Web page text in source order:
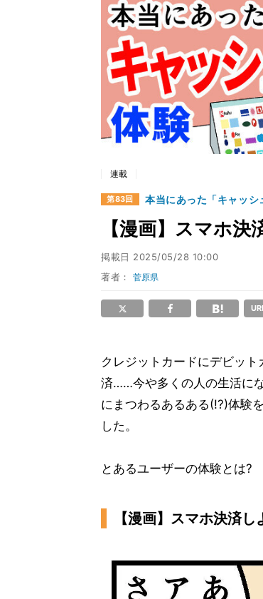
連載
第83回 本当にあった「キャッシ
【漫画】スマホ
掲載日 2025/05/28 10:00
著者：菅原県
クレジットカードにデビッ
済……今や多くの人の生活に
にまつわるあるある(!?)体験
した。
とあるユーザーの体験とは?
【漫画】スマホ決済